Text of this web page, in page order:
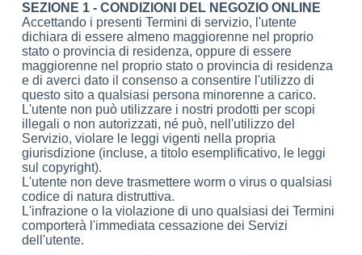
SEZIONE 1 - CONDIZIONI DEL NEGOZIO ONLINE
Accettando i presenti Termini di servizio, l'utente
dichiara di essere almeno maggiorenne nel proprio
stato o provincia di residenza, oppure di essere
maggiorenne nel proprio stato o provincia di residenza
e di averci dato il consenso a consentire l'utilizzo di
questo sito a qualsiasi persona minorenne a carico.
L'utente non può utilizzare i nostri prodotti per scopi
illegali o non autorizzati, né può, nell'utilizzo del
Servizio, violare le leggi vigenti nella propria
giurisdizione (incluse, a titolo esemplificativo, le leggi
sul copyright).
L'utente non deve trasmettere worm o virus o qualsiasi
codice di natura distruttiva.
L'infrazione o la violazione di uno qualsiasi dei Termini
comporterà l'immediata cessazione dei Servizi
dell'utente.